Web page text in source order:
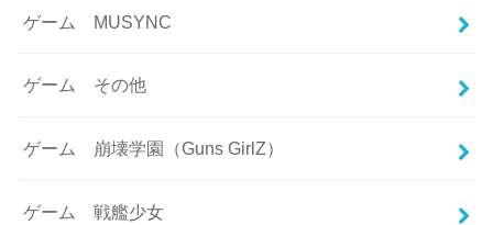
ゲーム MUSYNC
ゲーム その他
ゲーム 崩壊学園（Guns GirlZ）
ゲーム 戦艦少女